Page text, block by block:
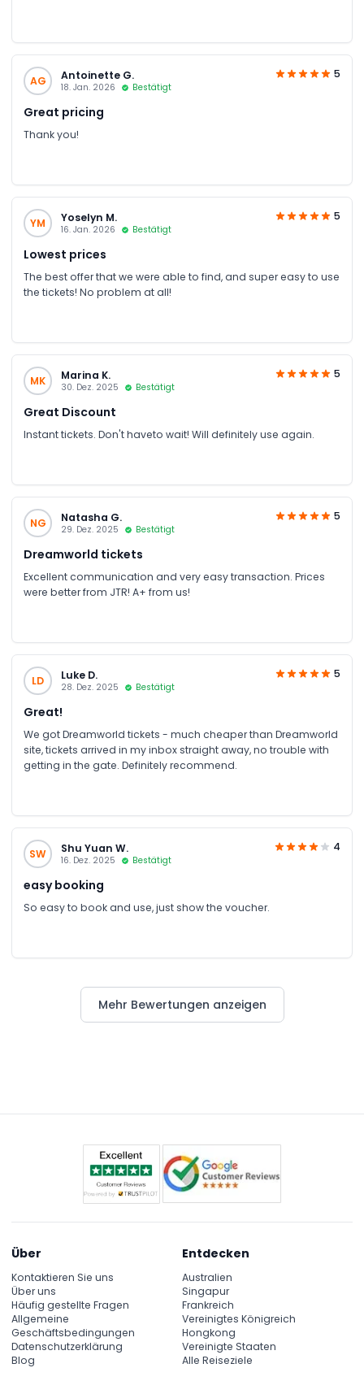
AG Antoinette G.
18. Jan. 2026 Bestätigt
5
Great pricing
Thank you!
YM Yoselyn M.
16. Jan. 2026 Bestätigt
5
Lowest prices
The best offer that we were able to find, and super easy to use
the tickets! No problem at all!
MK Marina K.
30. Dez. 2025 Bestätigt
5
Great Discount
Instant tickets. Don't haveto wait! Will definitely use again.
NG Natasha G.
29. Dez. 2025 Bestätigt
5
Dreamworld tickets
Excellent communication and very easy transaction. Prices
were better from JTR! A+ from us!
LD Luke D.
28. Dez. 2025 Bestätigt
5
Great!
We got Dreamworld tickets - much cheaper than Dreamworld
site, tickets arrived in my inbox straight away, no trouble with
getting in the gate. Definitely recommend.
SW Shu Yuan W.
16. Dez. 2025 Bestätigt
4
easy booking
So easy to book and use, just show the voucher.
Mehr Bewertungen anzeigen
Über
Kontaktieren Sie uns
Über uns
Häufig gestellte Fragen
Allgemeine
Geschäftsbedingungen
Datenschutzerklärung
Blog
Entdecken
Australien
Singapur
Frankreich
Vereinigtes Königreich
Hongkong
Vereinigte Staaten
Alle Reiseziele